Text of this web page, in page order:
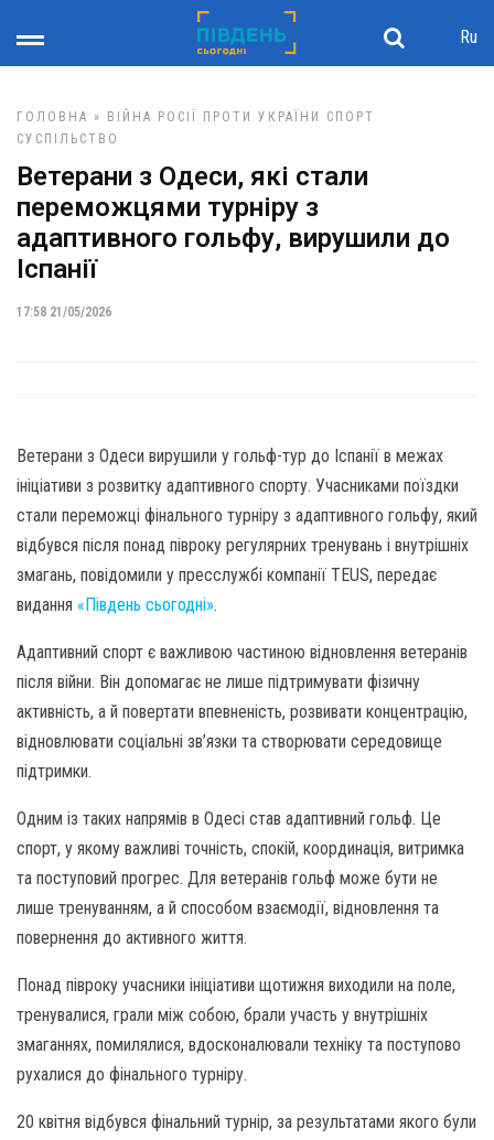
Ru
ГОЛОВНА » ВІЙНА РОСІЇ ПРОТИ УКРАЇНИ
СПОРТ
СУСПІЛЬСТВО
Ветерани з Одеси, які стали
переможцями турніру з
адаптивного гольфу, вирушили до
Іспанії
17:58 21/05/2026
Ветерани з Одеси вирушили у гольф-тур до Іспанії в межах
ініціативи з розвитку адаптивного спорту. Учасниками поїздки
стали переможці фінального турніру з адаптивного гольфу, який
відбувся після понад півроку регулярних тренувань і внутрішніх
змагань, повідомили у пресслужбі компанії TEUS, передає
видання «Південь сьогодні».
Адаптивний спорт є важливою частиною відновлення ветеранів
після війни. Він допомагає не лише підтримувати фізичну
активність, а й повертати впевненість, розвивати концентрацію,
відновлювати соціальні зв’язки та створювати середовище
підтримки.
Одним із таких напрямів в Одесі став адаптивний гольф. Це
спорт, у якому важливі точність, спокій, координація, витримка
та поступовий прогрес. Для ветеранів гольф може бути не
лише тренуванням, а й способом взаємодії, відновлення та
повернення до активного життя.
Понад півроку учасники ініціативи щотижня виходили на поле,
тренувалися, грали між собою, брали участь у внутрішніх
змаганнях, помилялися, вдосконалювали техніку та поступово
рухалися до фінального турніру.
20 квітня відбувся фінальний турнір, за результатами якого були